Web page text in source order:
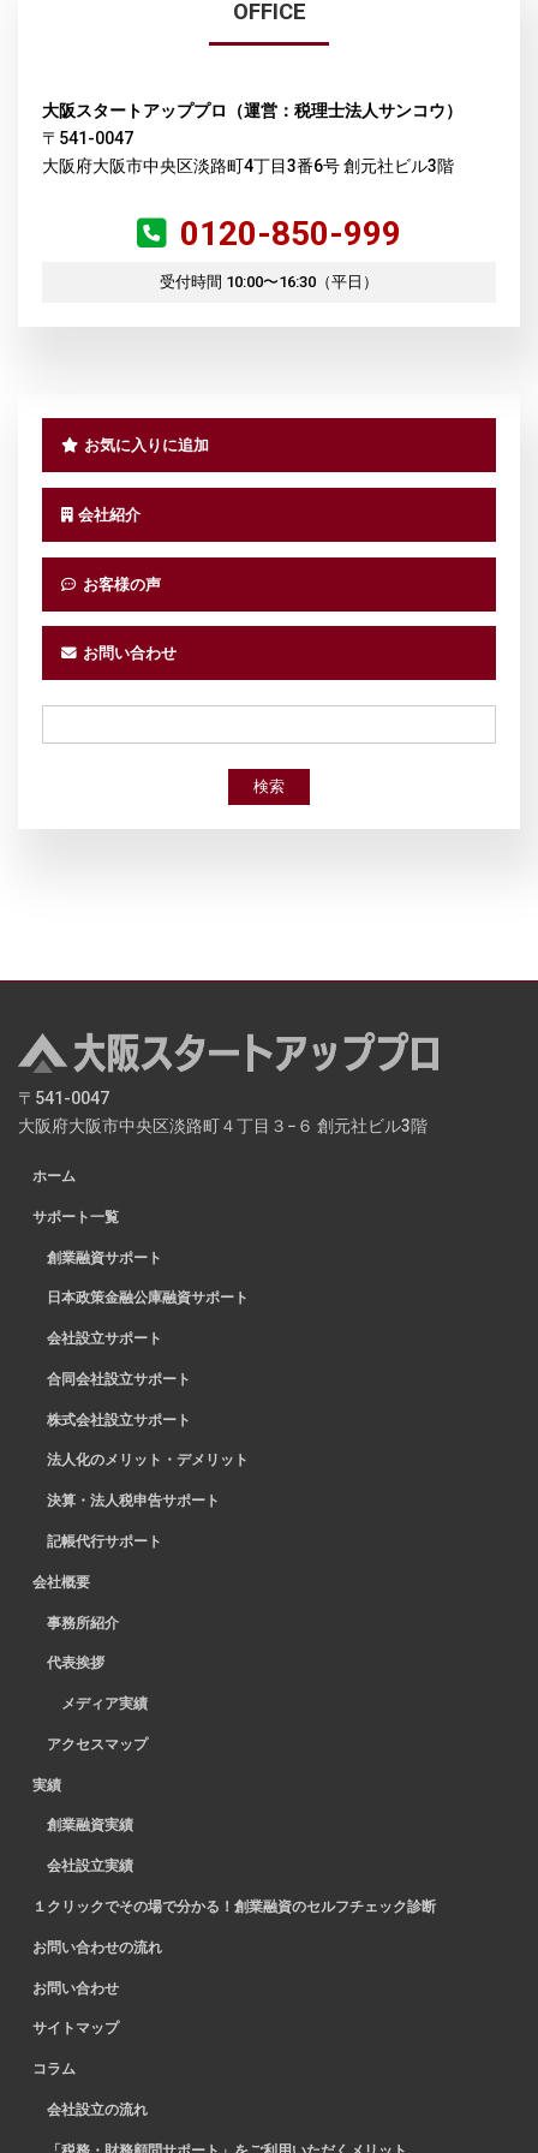
OFFICE
大阪スタートアッププロ（運営：税理士法人サンコウ）
〒541-0047
大阪府大阪市中央区淡路町4丁目3番6号 創元社ビル3階
0120-850-999
受付時間 10:00〜16:30（平日）
お気に入りに追加
会社紹介
お客様の声
お問い合わせ
検索
〒541-0047
大阪府大阪市中央区淡路町４丁目３−６ 創元社ビル3階
ホーム
サポート一覧
創業融資サポート
日本政策金融公庫融資サポート
会社設立サポート
合同会社設立サポート
株式会社設立サポート
法人化のメリット・デメリット
決算・法人税申告サポート
記帳代行サポート
会社概要
事務所紹介
代表挨拶
メディア実績
アクセスマップ
実績
創業融資実績
会社設立実績
１クリックでその場で分かる！創業融資のセルフチェック診断
お問い合わせの流れ
お問い合わせ
サイトマップ
コラム
会社設立の流れ